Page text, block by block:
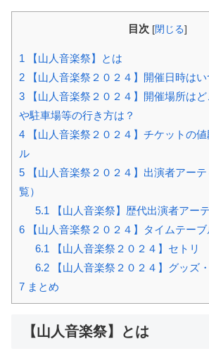
目次 [閉じる]
1 【山人音楽祭】とは
2 【山人音楽祭２０２４】開催日時はい
3 【山人音楽祭２０２４】開催場所は
や駐車場等の行き方は？
4 【山人音楽祭２０２４】チケットの
ル
5 【山人音楽祭２０２４】出演者アー
覧）
5.1 【山人音楽祭】歴代出演者アー
6 【山人音楽祭２０２４】タイムテー
6.1 【山人音楽祭２０２４】セトリ
6.2【山人音楽祭２０２４】グッズ
7 まとめ
【山人音楽祭】とは